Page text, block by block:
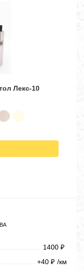
Лекс-10
1400 ₽
+40 ₽ /км